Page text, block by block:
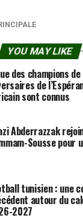
YOU MAY LIKE
des champions de
de
sont connus
Abderrazzak
Sousse pour
tunisien : une
autour du
2027